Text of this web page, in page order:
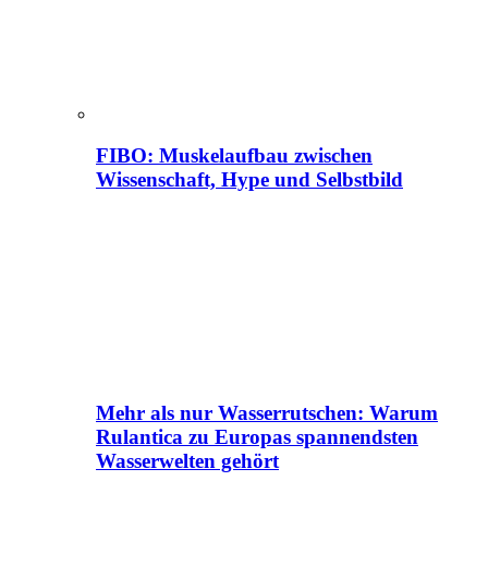
FIBO: Muskelaufbau zwischen
Wissenschaft, Hype und Selbstbild
Mehr als nur Wasserrutschen: Warum
Rulantica zu Europas spannendsten
Wasserwelten gehört